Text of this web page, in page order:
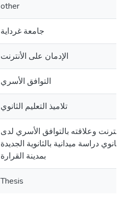
other
جامعة غرداية
الإدمان على الأنترنت
التوافق الأسري
تلاميذ التعليم الثانوي
وعلاقته بالتوافق الأسري لدى
دراسة ميدانية بالثانوية الجديدة
بمدينة القرارة
Thesis